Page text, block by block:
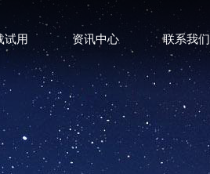
试用 资讯中心 联系我们